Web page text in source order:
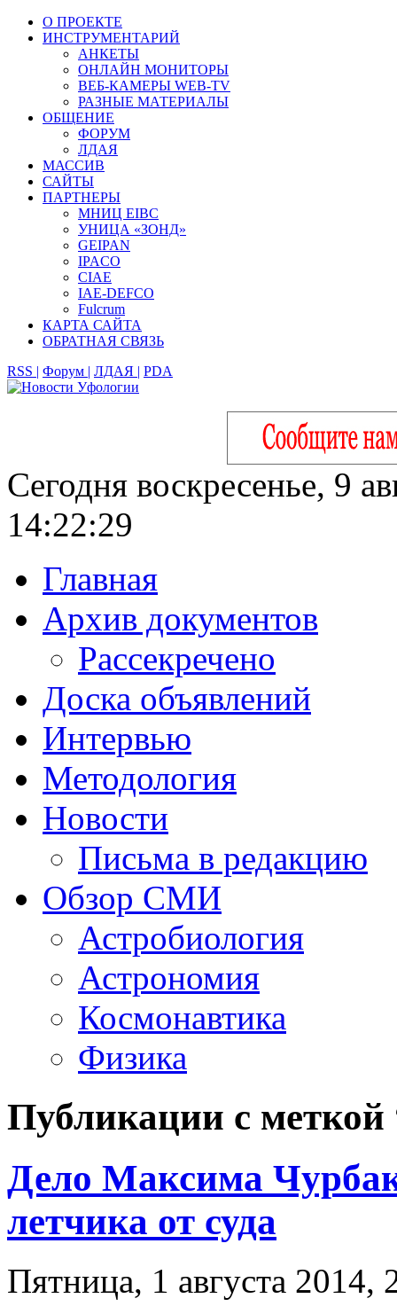
О ПРОЕКТЕ
ИНСТРУМЕНТАРИЙ
АНКЕТЫ
ОНЛАЙН МОНИТОРЫ
ВЕБ-КАМЕРЫ WEB-TV
РАЗНЫЕ МАТЕРИАЛЫ
ОБЩЕНИЕ
ФОРУМ
ЛДАЯ
МАССИВ
САЙТЫ
ПАРТНЕРЫ
МНИЦ EIBC
УНИЦА «ЗОНД»
GEIPAN
IPACO
CIAE
IAE-DEFCO
Fulcrum
КАРТА САЙТА
ОБРАТНАЯ СВЯЗЬ
RSS | Форум | ЛДАЯ | PDA
Сегодня воскресенье, 9
14:22:30
Главная
Архив документов
Рассекречено
Доска объявлений
Интервью
Методология
Новости
Письма в редакцию
Обзор СМИ
Астробиология
Астрономия
Космонавтика
Физика
Публикации с меткой
Дело Максима
летчика от суда
Пятница, 1 августа 2014,